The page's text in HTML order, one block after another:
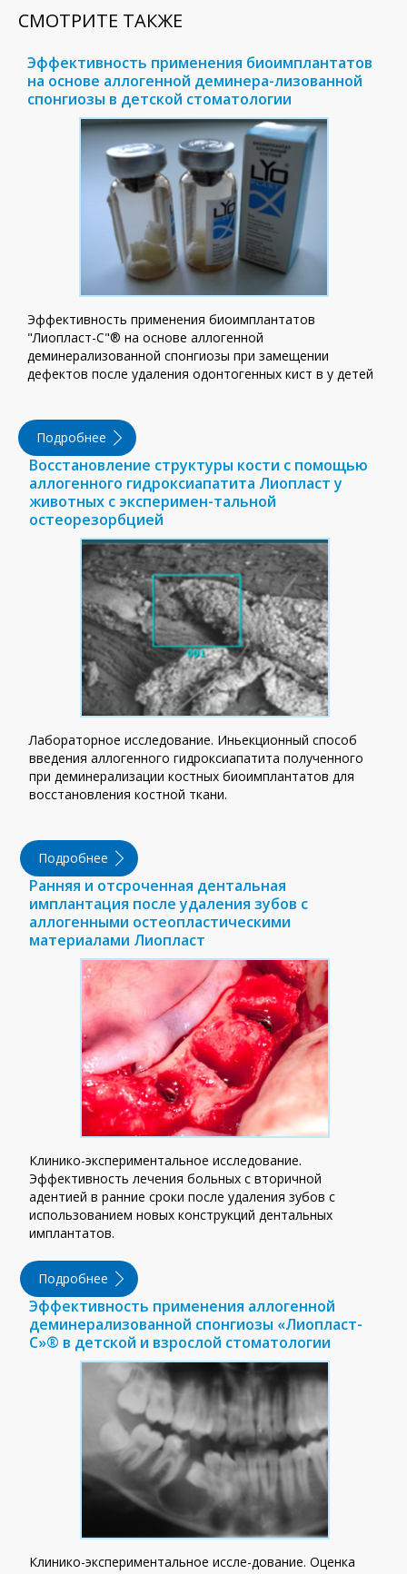
СМОТРИТЕ ТАКЖЕ
Эффективность применения биоимплантатов
на основе аллогенной деминера-лизованной
спонгиозы в детской стоматологии
Эффективность применения биоимплантатов
"Лиопласт-С"® на основе аллогенной
деминерализованной спонгиозы при замещении
дефектов после удаления одонтогенных кист в у детей
Подробнее
Восстановление структуры кости с помощью
аллогенного гидроксиапатита Лиопласт у
животных с эксперимен-тальной
остеорезорбцией
Лабораторное исследование. Иньекционный способ
введения аллогенного гидроксиапатита полученного
при деминерализации костных биоимплантатов для
восстановления костной ткани.
Подробнее
Ранняя и отсроченная дентальная
имплантация после удаления зубов с
аллогенными остеопластическими
материалами Лиопласт
Клинико-экспериментальное исследование.
Эффективность лечения больных с вторичной
адентией в ранние сроки после удаления зубов с
использованием новых конструкций дентальных
имплантатов.
Подробнее
Эффективность применения аллогенной
деминерализованной спонгиозы «Лиопласт-
С»® в детской и взрослой стоматологии
Клинико-экспериментальное иссле-дование. Оценка